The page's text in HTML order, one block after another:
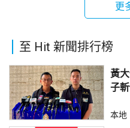
更
至 Hit 新聞排行榜
黃
子
本地